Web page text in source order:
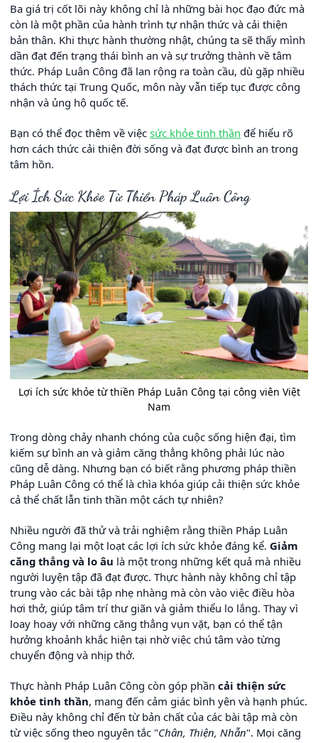
Ba giá trị cốt lõi này không chỉ là những bài học đạo đức mà
còn là một phần của hành trình tự nhận thức và cải thiện
bản thân. Khi thực hành thường nhật, chúng ta sẽ thấy mình
dần đạt đến trạng thái bình an và sự trưởng thành về tâm
thức. Pháp Luân Công đã lan rộng ra toàn cầu, dù gặp nhiều
thách thức tại Trung Quốc, môn này vẫn tiếp tục được công
nhận và ủng hộ quốc tế.
Bạn có thể đọc thêm về việc sức khỏe tinh thần để hiểu rõ
hơn cách thức cải thiện đời sống và đạt được bình an trong
tâm hồn.
Lợi Ích Sức Khỏe Từ Thiền Pháp Luân Công
Lợi ích sức khỏe từ thiền Pháp Luân Công tại công viên Việt
Nam
Trong dòng chảy nhanh chóng của cuộc sống hiện đại, tìm
kiếm sự bình an và giảm căng thẳng không phải lúc nào
cũng dễ dàng. Nhưng bạn có biết rằng phương pháp thiền
Pháp Luân Công có thể là chìa khóa giúp cải thiện sức khỏe
cả thể chất lẫn tinh thần một cách tự nhiên?
Nhiều người đã thử và trải nghiệm rằng thiền Pháp Luân
Công mang lại một loạt các lợi ích sức khỏe đáng kể. Giảm
căng thẳng và lo âu là một trong những kết quả mà nhiều
người luyện tập đã đạt được. Thực hành này không chỉ tập
trung vào các bài tập nhẹ nhàng mà còn vào việc điều hòa
hơi thở, giúp tâm trí thư giãn và giảm thiểu lo lắng. Thay vì
loay hoay với những căng thẳng vụn vặt, bạn có thể tận
hưởng khoảnh khắc hiện tại nhờ việc chú tâm vào từng
chuyển động và nhịp thở.
Thực hành Pháp Luân Công còn góp phần cải thiện sức
khỏe tinh thần, mang đến cảm giác bình yên và hạnh phúc.
Điều này không chỉ đến từ bản chất của các bài tập mà còn
từ việc sống theo nguyên tắc "Chân, Thiện, Nhẫn". Mọi căng